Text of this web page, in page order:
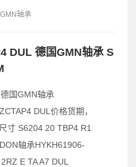
轴承
DUL 德国GMN轴承 S
国GMN轴承
DUL价格货期，
寸 S6204 20 TBP4 R1
轴承HYKH61906-
E TA A7 DUL